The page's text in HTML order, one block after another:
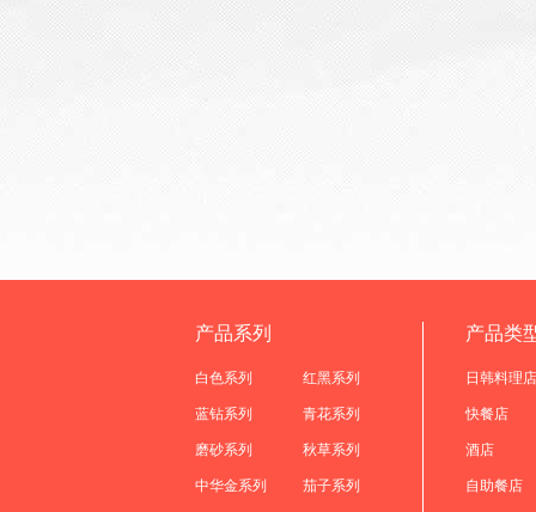
产品系列
白色系列 红黑系列
蓝钻系列 青花系列
磨砂系列 秋草系列
中华金系列 茄子系列
产品类
日韩料理店
快餐店
酒店
自助餐店